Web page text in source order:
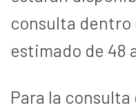
consulta dentro
estimado de 48
Para la consulta